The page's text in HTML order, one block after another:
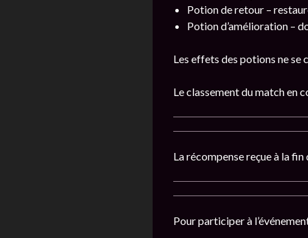
Potion de retour –
Potion d’amélioration –
Les effets des potions ne se
Le classement du match en
La récompense reçue à la
Pour participer à